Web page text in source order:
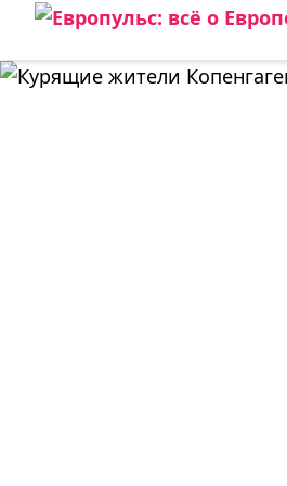
Skip
content
ЕВРОПУЛЬС: ВСЁ О